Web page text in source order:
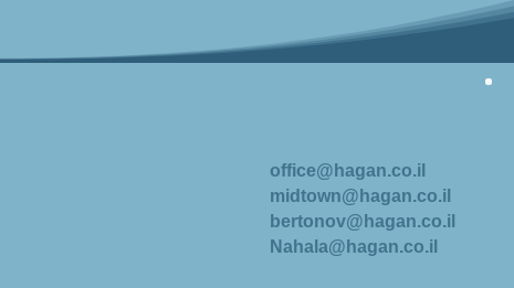
office@hagan.co.il
midtown@hagan.co.il
bertonov@hagan.co.il
Nahala@hagan.co.il